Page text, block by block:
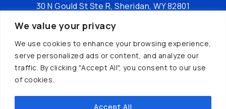
We value your privacy
We use cookies to enhance your browsing experience,
serve personalized ads or content, and analyze our
traffic. By clicking "Accept All", you consent to our use
of cookies.
Accept All
30 N Gould St Ste R, Sheridan, WY 82801
tél : +16197149049